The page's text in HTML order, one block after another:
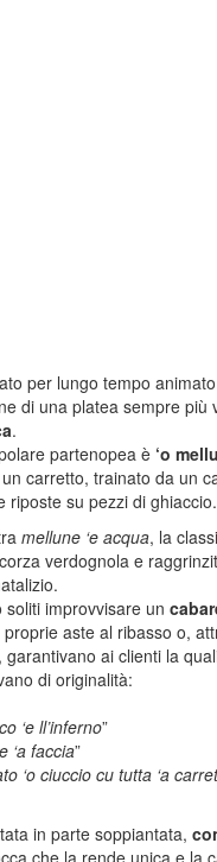
per lungo tempo
di una platea sempre
.
partenopea è ‘o
carretto, trainato da un
riposte su pezzi di ghiaccio.
mellune ‘e acqua, la
verdognola e
soliti improvvisare un
aste al ribasso o,
ai clienti la
di originalità:
‘e ll’inferno”
‘a faccia”
‘o ciuccio cu tutta ‘a
in parte soppiantata,
che la rende unica e la